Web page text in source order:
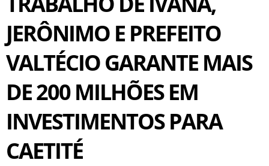
JERÔNIMO E PREFEITO
VALTÉCIO GARANTE MAIS
DE 200 MILHÕES EM
INVESTIMENTOS PARA
CAETITÉ